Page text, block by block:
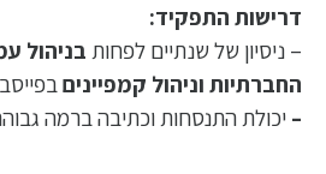
דרישות התפקיד:
– ניסיון של שנתיים לפחות בניהול
החברתיות וניהול קמפיינים
– יכולת התנסחות וכתיבה ברמה